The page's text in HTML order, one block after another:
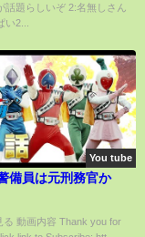
話題らしいぞ 2:名無しさん
2...
You tube
備員は元刑務官か
る 動画内容 Thank you for